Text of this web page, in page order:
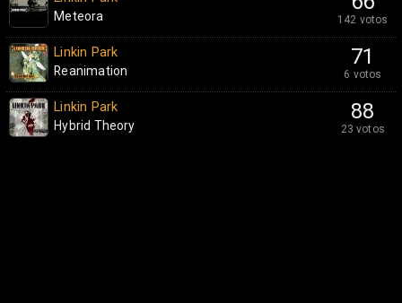
142 votos
Meteora
71
6 votos
Linkin Park
Reanimation
88
23 votos
Linkin Park
Hybrid Theory